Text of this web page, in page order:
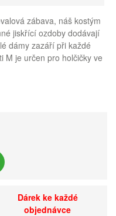
zábava, náš kostým
jiskřící ozdoby dodávají
dámy zazáří při každé
M je určen pro holčičky ve
Dárek ke každé
objednávce